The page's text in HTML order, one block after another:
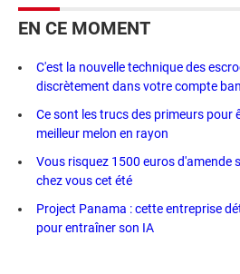
EN CE MOMENT
C'est la nouvelle technique des
discrètement dans votre compte
Ce sont les trucs des primeurs pour
meilleur melon en rayon
Vous risquez 1500 euros d'amende
chez vous cet été
Project Panama : cette entreprise
pour entraîner son IA